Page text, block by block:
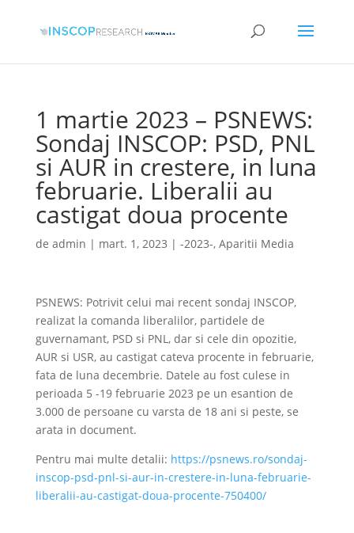
1 martie 2023 – PSNEWS:
Sondaj INSCOP: PSD, PNL
si AUR in crestere, in luna
februarie. Liberalii au
castigat doua procente
de admin | mart. 1, 2023 | -2023-, Aparitii Media
PSNEWS: Potrivit celui mai recent sondaj INSCOP,
realizat la comanda liberalilor, partidele de
guvernamant, PSD si PNL, dar si cele din opozitie,
AUR si USR, au castigat cateva procente in februarie,
fata de luna decembrie. Datele au fost culese in
perioada 5 -19 februarie 2023 pe un esantion de
3.000 de persoane cu varsta de 18 ani si peste, se
arata in document.
Pentru mai multe detalii: https://psnews.ro/sondaj-
inscop-psd-pnl-si-aur-in-crestere-in-luna-februarie-
liberalii-au-castigat-doua-procente-750400/